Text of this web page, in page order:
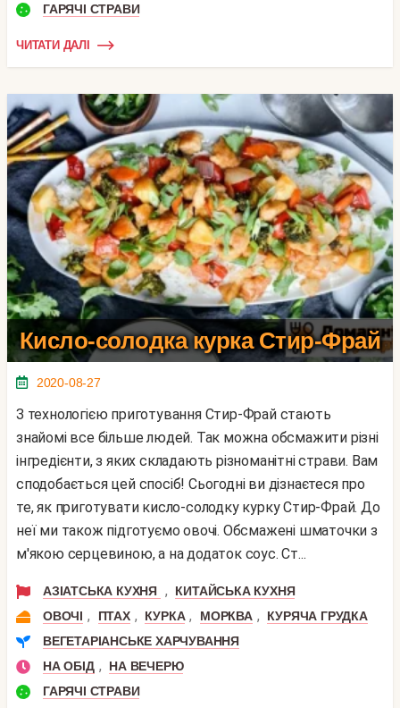
ГАРЯЧІ СТРАВИ
ЧИТАТИ ДАЛІ
Кисло-солодка курка Стир-Фрай
2020-08-27
З технологією приготування Стир-Фрай стають
знайомі все більше людей. Так можна обсмажити різні
інгредієнти, з яких складають різноманітні страви. Вам
сподобається цей спосіб! Сьогодні ви дізнаєтеся про
те, як приготувати кисло-солодку курку Стир-Фрай. До
неї ми також підготуємо овочі. Обсмажені шматочки з
м'якою серцевиною, а на додаток соус. Ст...
АЗІАТСЬКА КУХНЯ ,
КИТАЙСЬКА КУХНЯ
ОВОЧІ , ПТАХ , КУРКА , МОРКВА ,
КУРЯЧА ГРУДКА
ВЕГЕТАРІАНСЬКЕ ХАРЧУВАННЯ
НА ОБІД ,
НА ВЕЧЕРЮ
ГАРЯЧІ СТРАВИ